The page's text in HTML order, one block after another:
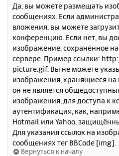
Да, вы можете размещать
сообщениях. Если
вложения, вы можете
конференцию. Если нет, вы
изображение, сохранённое
сервере. Пример ссылки:
picture.gif. Вы не можете
изображения, хранящиеся
он не является
изображения, для доступа к
аутентификация, как,
Hotmail или Yahoo,
Для указания ссылок на
сообщениях тег BBCode [img].
Вернуться к началу